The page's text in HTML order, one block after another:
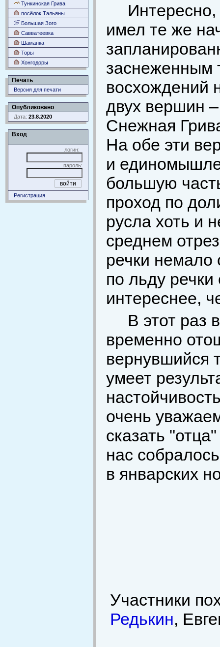
Тункинская Грива
посёлок Тальяны
Большая Зого
Савватеевка
Шаманка
Торы
Хонгодоры
Печать
Версия для печати
Опубликовано
Дата: 23.8.2020
Вход
логин:
пароль:
Регистрация
имел те же
заснеженным
восхождений
двух вершин
Снежная
На обе эти
и
большую
проход по
русла хоть и
среднем
речки немало
по льду
интереснее,
В этот раз
временно
вернувшийся
умеет
очень
сказать
нас
в январских
Участники
Редькин,